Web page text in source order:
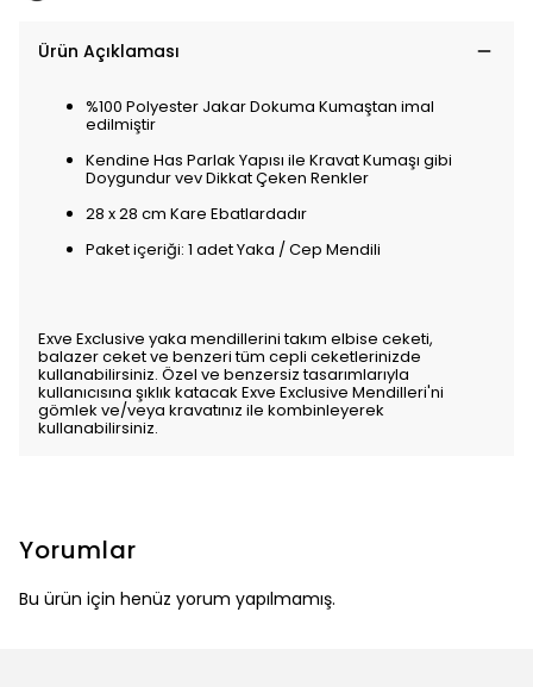
Ürün Açıklaması
%100 Polyester Jakar Dokuma Kumaştan imal
edilmiştir
Kendine Has Parlak Yapısı ile Kravat Kumaşı gibi
Doygundur vev Dikkat Çeken Renkler
28 x 28 cm Kare Ebatlardadır
Paket içeriği: 1 adet Yaka / Cep Mendili
Exve Exclusive yaka mendillerini takım elbise ceketi,
balazer ceket ve benzeri tüm cepli ceketlerinizde
kullanabilirsiniz. Özel ve benzersiz tasarımlarıyla
kullanıcısına şıklık katacak Exve Exclusive Mendilleri'ni
gömlek ve/veya kravatınız ile kombinleyerek
kullanabilirsiniz.
Yorumlar
Bu ürün için henüz yorum yapılmamış.